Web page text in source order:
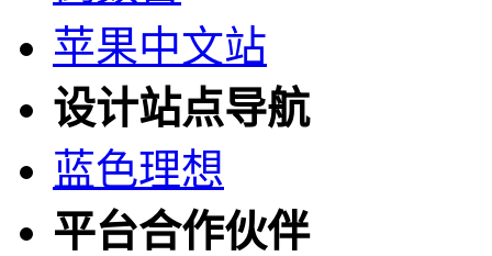
苹果中文站
设计站点导航
蓝色理想
平台合作伙伴